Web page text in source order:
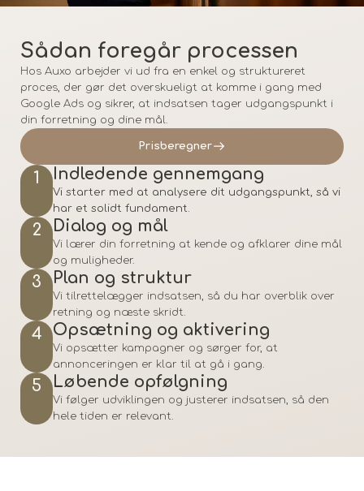
Sådan foregår processen
Hos Auxo arbejder vi ud fra en enkel og struktureret
proces, der gør det overskueligt at komme i gang med
Google Ads og sikrer, at indsatsen tager udgangspunkt i
din forretning og dine mål.
Prisberegner
1 Indledende gennemgang
Vi starter med at analysere dit udgangspunkt, så vi
har et solidt fundament.
2 Dialog og mål
Vi lærer din forretning at kende og afklarer dine mål
og muligheder.
3 Plan og struktur
Vi tilrettelægger indsatsen, så du har overblik over
retning og næste skridt.
4 Opsætning og aktivering
Vi opsætter kampagner og sørger for, at
annonceringen er klar til at gå i gang.
5 Løbende opfølgning
Vi følger udviklingen og justerer indsatsen, så den
hele tiden er relevant.